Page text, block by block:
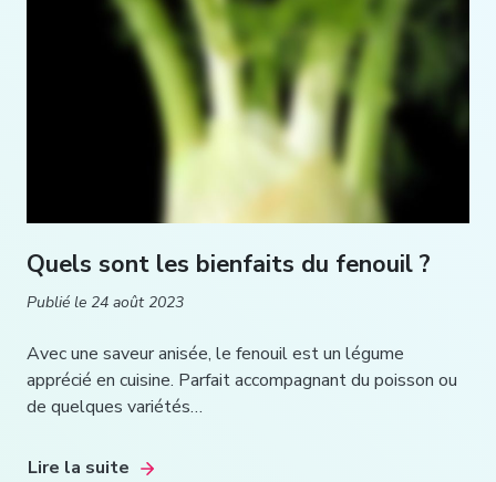
Quels sont les bienfaits du fenouil ?
Publié le 24 août 2023
Avec une saveur anisée, le fenouil est un légume
apprécié en cuisine. Parfait accompagnant du poisson ou
de quelques variétés…
Lire la suite